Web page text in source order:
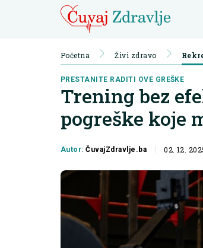
Početna Živi zdravo
PRESTANITE RADITI OVE GREŠKE
Trening bez
pogreške koje
Autor:ČuvajZdravlje.ba 02. 12.